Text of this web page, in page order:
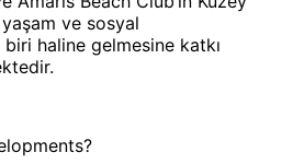
yaşam ve sosyal
haline gelmesine katkı